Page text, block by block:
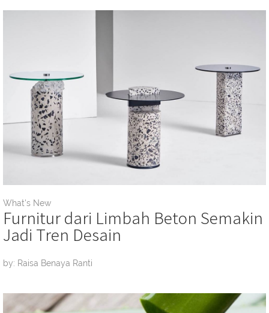
What's New
Furnitur dari Limbah Beton Semakin
Jadi Tren Desain
by: Raisa Benaya Ranti